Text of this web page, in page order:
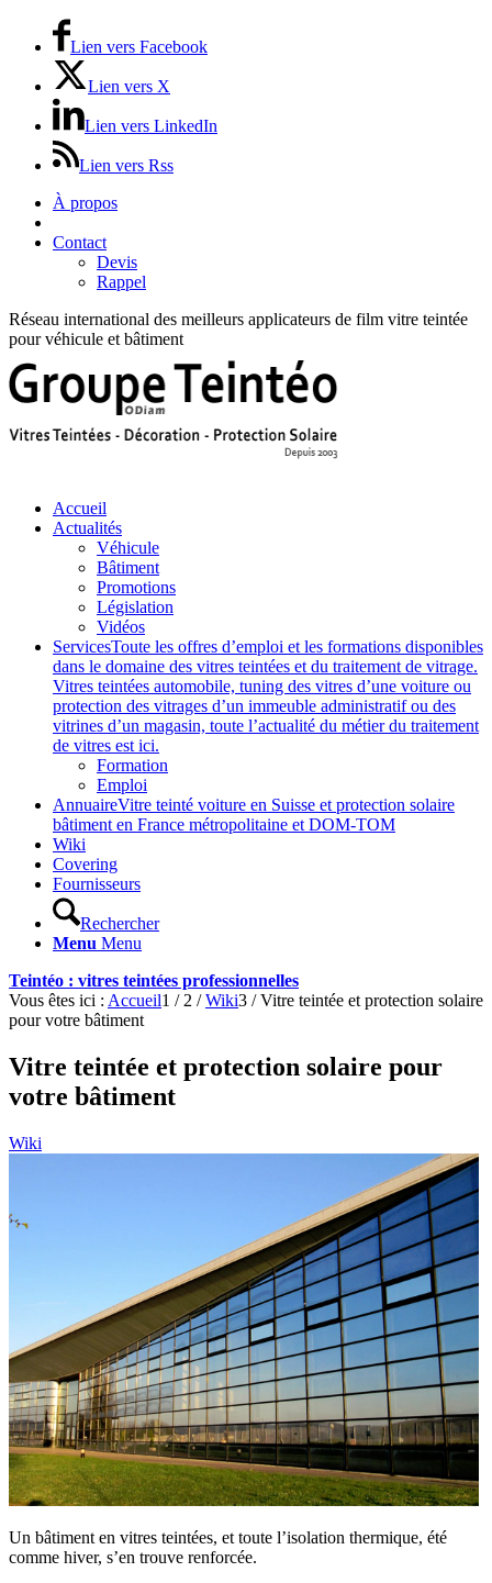
Lien vers Facebook
Lien vers X
Lien vers LinkedIn
Lien vers Rss
À propos
Contact
Devis
Rappel
Réseau international des meilleurs applicateurs de film vitre teintée
pour véhicule et bâtiment
Accueil
Actualités
Véhicule
Bâtiment
Promotions
Législation
Vidéos
ServicesToute les offres d’emploi et les formations disponibles
dans le domaine des vitres teintées et du traitement de vitrage.
Vitres teintées automobile, tuning des vitres d’une voiture ou
protection des vitrages d’un immeuble administratif ou des
vitrines d’un magasin, toute l’actualité du métier du traitement
de vitres est ici.
Formation
Emploi
AnnuaireVitre teinté voiture en Suisse et protection solaire
bâtiment en France métropolitaine et DOM-TOM
Wiki
Covering
Fournisseurs
Rechercher
Menu Menu
Teintéo : vitres teintées professionnelles
Vous êtes ici : Accueil1 / 2 / Wiki3 / Vitre teintée et protection solaire
pour votre bâtiment
Vitre teintée et protection solaire pour
votre bâtiment
Wiki
Un bâtiment en vitres teintées, et toute l’isolation thermique, été
comme hiver, s’en trouve renforcée.